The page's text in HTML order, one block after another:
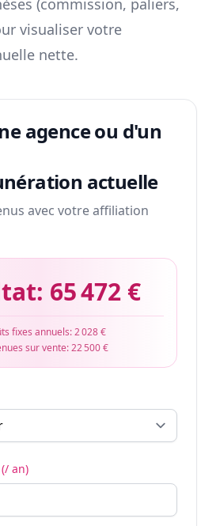
(commission, paliers,
visualiser votre
nette.
agence ou d'un
actuelle
avec votre affiliation
65 472 €
fixes annuels:2 028 €
sur vente:22 500 €
(/ an)